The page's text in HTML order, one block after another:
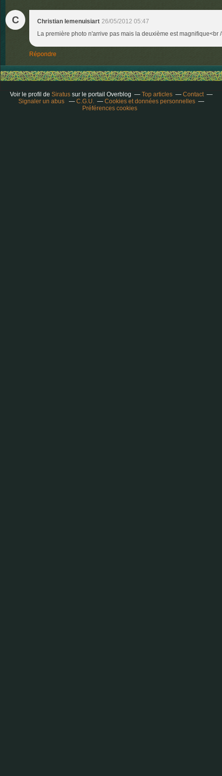
C Christian lemenuisiart 26/05/2012 05:47
La première photo n'arrive pas mais la deuxième est magnifique<br
Répondre
Voir le profil de Siratussur le portail Overblog Top articles
Contact
Signaler un abus
C.G.U.
Cookies et données personnelles
Préférences cookies